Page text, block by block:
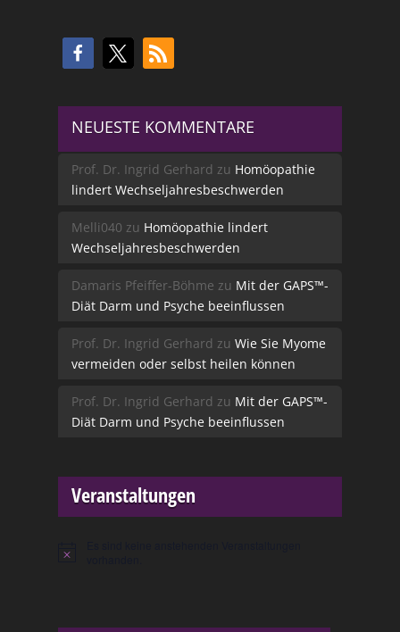
NEUESTE KOMMENTARE
Prof. Dr. Ingrid Gerhard zu Homöopathie
lindert Wechseljahresbeschwerden
Melli040 zu Homöopathie lindert
Wechseljahresbeschwerden
Damaris Pfeiffer-Böhme zu Mit der GAPS™-
Diät Darm und Psyche beeinflussen
Prof. Dr. Ingrid Gerhard zu Wie Sie Myome
vermeiden oder selbst heilen können
Prof. Dr. Ingrid Gerhard zu Mit der GAPS™-
Diät Darm und Psyche beeinflussen
Veranstaltungen
Hinweis